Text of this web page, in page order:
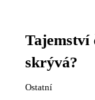
Tajemství
skrývá?
Ostatní